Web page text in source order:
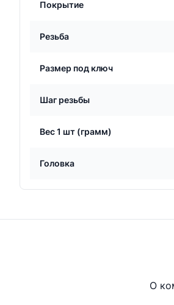
Покрытие
Резьба
Размер под ключ
Шаг резьбы
Вес 1 шт (грамм)
Головка
О